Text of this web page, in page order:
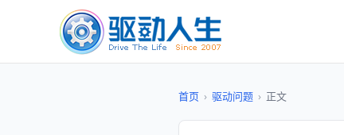
首页 › 驱动问题 › 正文